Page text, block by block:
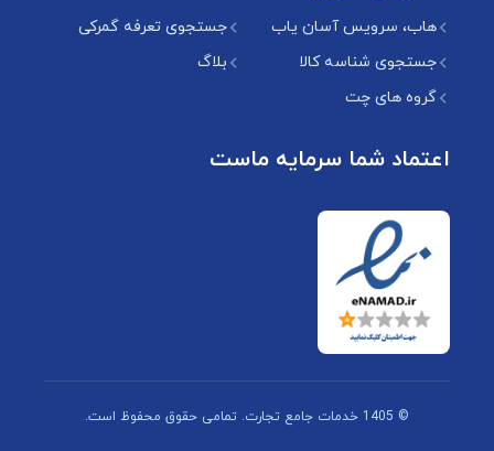
هاب، سرویس آسان یاب
جستجوی تعرفه گمرکی
جستجوی شناسه کالا
بلاگ
گروه های چت
اعتماد شما سرمایه ماست
© 1405 خدمات جامع تجارت. تمامی حقوق محفوظ است.